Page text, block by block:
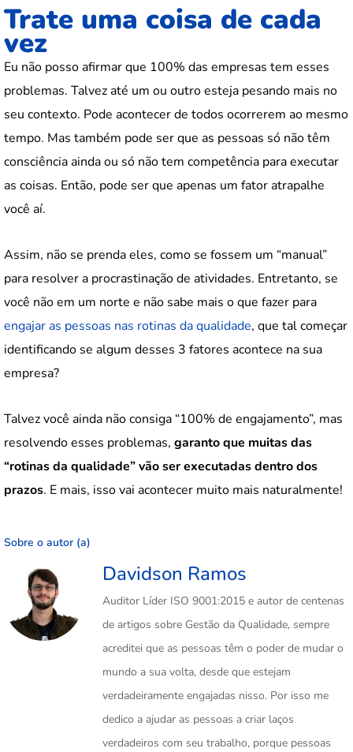
Trate uma coisa de cada
vez
Eu não posso afirmar que 100% das empresas tem esses
problemas. Talvez até um ou outro esteja pesando mais no
seu contexto. Pode acontecer de todos ocorrerem ao mesmo
tempo. Mas também pode ser que as pessoas só não têm
consciência ainda ou só não tem competência para executar
as coisas. Então, pode ser que apenas um fator atrapalhe
você aí.
Assim, não se prenda eles, como se fossem um “manual”
para resolver a procrastinação de atividades. Entretanto, se
você não em um norte e não sabe mais o que fazer para
engajar as pessoas nas rotinas da qualidade, que tal começar
identificando se algum desses 3 fatores acontece na sua
empresa?
Talvez você ainda não consiga “100% de engajamento”, mas
resolvendo esses problemas, garanto que muitas das
“rotinas da qualidade” vão ser executadas dentro dos
prazos. E mais, isso vai acontecer muito mais naturalmente!
Sobre o autor (a)
Davidson Ramos
Auditor Líder ISO 9001:2015 e autor de centenas
de artigos sobre Gestão da Qualidade, sempre
acreditei que as pessoas têm o poder de mudar o
mundo a sua volta, desde que estejam
verdadeiramente engajadas nisso. Por isso me
dedico a ajudar as pessoas a criar laços
verdadeiros com seu trabalho, porque pessoas